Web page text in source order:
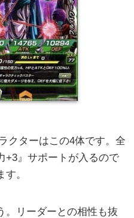
クターはこの4体です。全
+3』サポートが入るので
。
。リーダーとの相性も抜